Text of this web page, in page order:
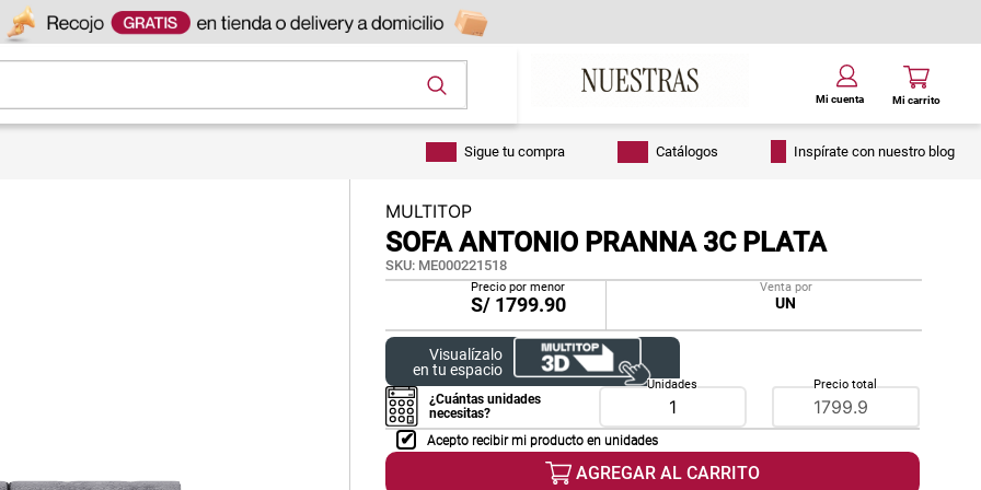
Sigue tu compra Catálogos Inspírate con nuestro blog
MULTITOP
SOFA ANTONIO PRANNA 3C PLATA
SKU: ME000221518
Precio por menor
S/ 1799.90
Venta por
UN
Visualízalo
en tu espacio
¿Cuántas unidades
necesitas?
Unidades Precio total
Acepto recibir mi producto en unidades
AGREGAR AL CARRITO